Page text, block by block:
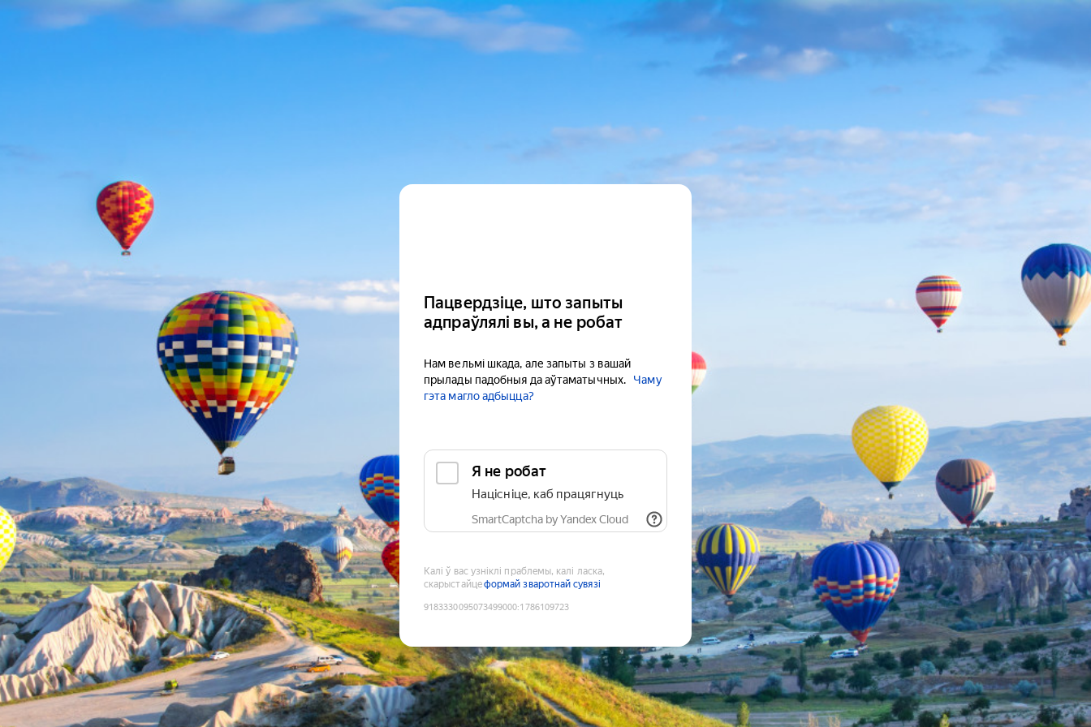
Пацвердзіце, што запыты
адпраўлялі вы, а не робат
Нам вельмі шкада, але запыты з вашай
прылады падобныя да аўтаматычных.
Чаму
гэта магло адбыцца?
Я не робат
Націсніце, каб працягнуць
SmartCaptcha by Yandex Cloud
Калі ў вас узніклі праблемы, калі ласка,
скарыстайцеформай зваротнай сувязі
9183330095073499000:1786109723